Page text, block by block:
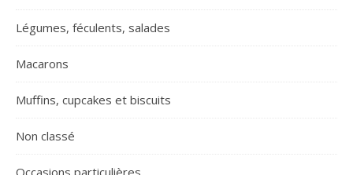
Légumes, féculents, salades
Macarons
Muffins, cupcakes et biscuits
Non classé
Occasions particulières